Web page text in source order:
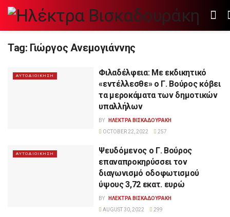
Tag: Γιώργος Ανεμογιάννης
ΑΥΤΟΔΙΟΙΚΗΣΗ
Φιλαδέλφεια: Με εκδικητικό
«εντέλλεσθε» ο Γ. Βούρος κόβει
τα μεροκάματα των δημοτικών
υπαλλήλων
BY
ΗΛΕΚΤΡΑ ΒΙΣΚΑΔΟΥΡΑΚΗ
OCTOBER 22, 2022
257
ΑΥΤΟΔΙΟΙΚΗΣΗ
Ψευδόμενος ο Γ. Βούρος
επαναπροκηρύσσει τον
διαγωνισμό οδοφωτισμού
ύψους 3,72 εκατ. ευρώ
BY
ΗΛΕΚΤΡΑ ΒΙΣΚΑΔΟΥΡΑΚΗ
AUGUST 30, 2022
299